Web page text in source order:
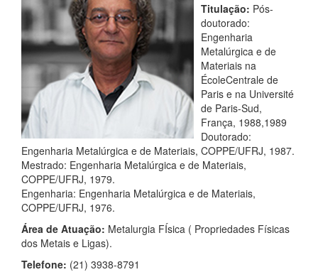
Titulação: Pós-
doutorado:
Engenharia
Metalúrgica e de
Materiais na
ÉcoleCentrale de
Paris e na Université
de Paris-Sud,
França, 1988,1989
Doutorado:
Engenharia Metalúrgica e de Materiais, COPPE/UFRJ, 1987.
Mestrado: Engenharia Metalúrgica e de Materiais,
COPPE/UFRJ, 1979.
Engenharia: Engenharia Metalúrgica e de Materiais,
COPPE/UFRJ, 1976.
Área de Atuação: Metalurgia FÍsica ( Propriedades Físicas
dos Metais e Ligas).
Telefone: (21) 3938-8791